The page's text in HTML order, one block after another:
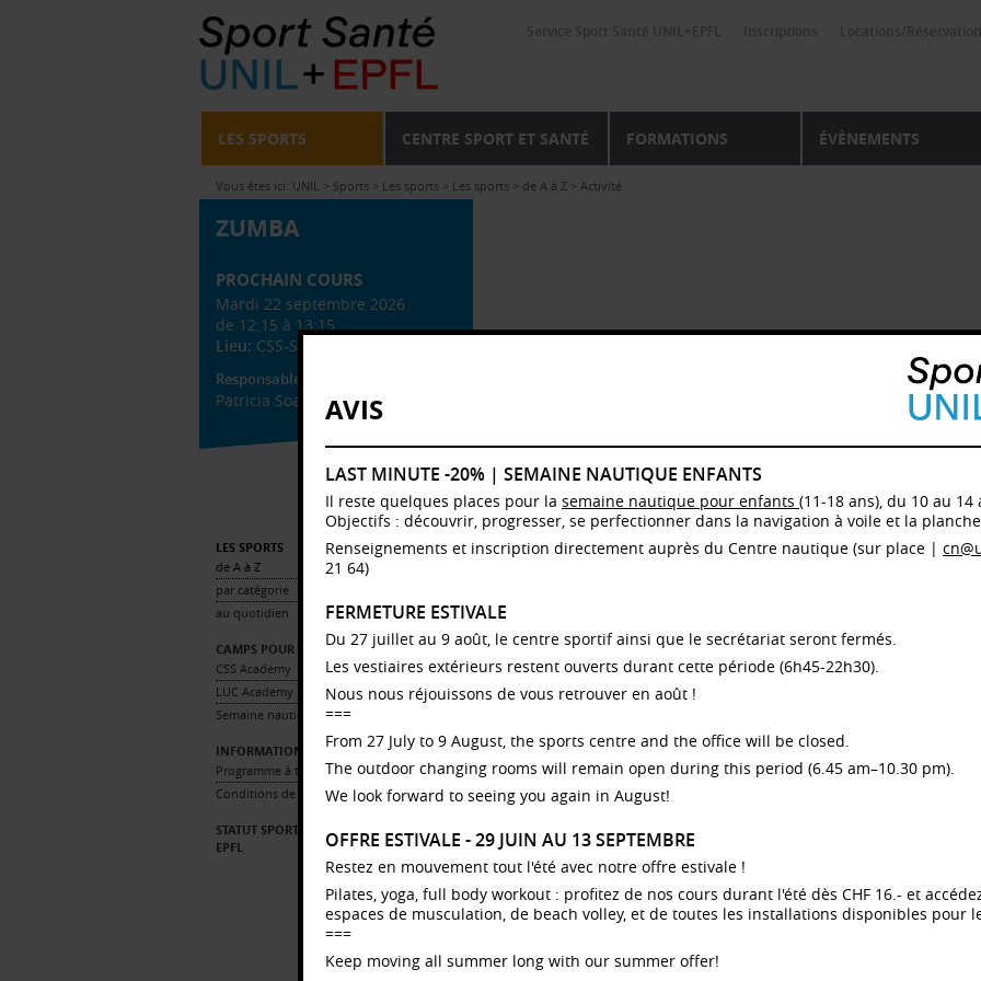
LES SPORTS CENTRE SPORT ET SANTÉ FORMATIONS ÉVÈNEMENTS
Vous êtes ici: UNIL > Sports > Les sports > Les sports > de A à Z > Activité
ZUMBA
PROCHAIN COURS
Mardi 22 septembre 2026
de 12:15 à 13:15
Lieu: CSS-Salle 4
Responsable administratif
Patricia Soave
LES SPORTS
de A à Z
par catégorie
au quotidien
CAMPS POUR ENFANTS
CSS Academy
LUC Academy
Semaine nautique (11-18 ans)
INFORMATIONS PRATIQUES
Programme à télécharger
Conditions de participation
STATUT SPORTIF ÉLITE UNIL ET
EPFL
Description
La zumba est un programme de danse et de remise en
forme dynamique qui consiste à faire des mouvements
sur des musiques latino-américaines. Par ses multiples
bienfaits, ce type d’entraînement permet de travailler
votre coordination, de brûler des calories tout en
la musique sont réputées pour améliorer notre humeur
combinaison idéale pour rester en forme tout en
s’amusant sur des rythmes variés.
physique.
Tarifs
Gratuit avec carte d'étudiant·e ou carte d'accès Sport
Santé en cours de validité.
Renseignements
du 22.09 au
MA
LIEU
VE
du 05.03 au
VE
LIEU
AVIS
LAST MINUTE -20% | SEMAINE NAUTIQUE ENFANTS
Il reste quelques places pour la semaine nautique pour enfants (11-18 ans), du 10 au 14
Objectifs : découvrir, progresser, se perfectionner dans la navigation à voile et la
Renseignements et inscription directement auprès du Centre nautique (sur place |
21 64)
FERMETURE ESTIVALE
Du 27 juillet au 9 août, le centre sportif ainsi que le secrétariat seront fermés.
Les vestiaires extérieurs restent ouverts durant cette période (6h45-22h30).
Nous nous réjouissons de vous retrouver en août !
===
From 27 July to 9 August, the sports centre and the office will be closed.
The outdoor changing rooms will remain open during this period (6.45 am–10.30 pm).
We look forward to seeing you again in August!
OFFRE ESTIVALE - 29 JUIN AU 13 SEPTEMBRE
Restez en mouvement tout l'été avec notre offre estivale !
Pilates, yoga, full body workout : profitez de nos cours durant l'été dès CHF 16.- et
espaces de musculation, de beach volley, et de toutes les installations disponibles pour
===
Keep moving all summer long with our summer offer!